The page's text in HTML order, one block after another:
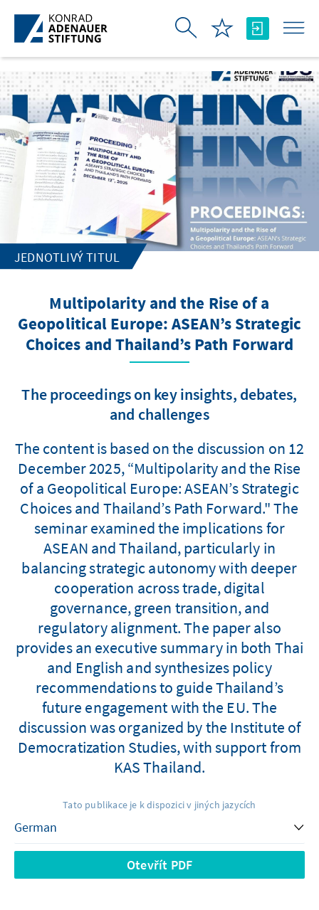
Skip to Main Content
JEDNOTLIVÝ TITUL
Multipolarity and the Rise of a
Geopolitical Europe: ASEAN’s Strategic
Choices and Thailand’s Path Forward
The proceedings on key insights, debates,
and challenges
The content is based on the discussion on 12
December 2025, “Multipolarity and the Rise
of a Geopolitical Europe: ASEAN’s Strategic
Choices and Thailand’s Path Forward." The
seminar examined the implications for
ASEAN and Thailand, particularly in
balancing strategic autonomy with deeper
cooperation across trade, digital
governance, green transition, and
regulatory alignment. The paper also
provides an executive summary in both Thai
and English and synthesizes policy
recommendations to guide Thailand’s
future engagement with the EU. The
discussion was organized by the Institute of
Democratization Studies, with support from
KAS Thailand.
Tato publikace je k dispozici v jiných jazycích
Otevřít PDF